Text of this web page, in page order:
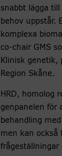
snabbt lägga
behov uppstår.
komplexa
co-chair GMS
Klinisk genetik,
Region Skåne.
HRD, homolog
genpanelen för
behandling
men kan också
frågeställningar